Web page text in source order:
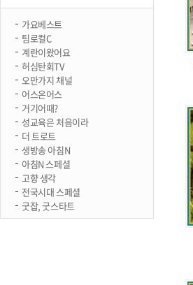
가요베스트
팀로컬C
계란이왔어요
허심탄회TV
오만가지 채널
어스온어스
거기어때?
성교육은 처음이라
더 트로트
생방송 아침N
아침N 스페셜
고향 생각
전국시대 스페셜
굿잡, 굿스타트